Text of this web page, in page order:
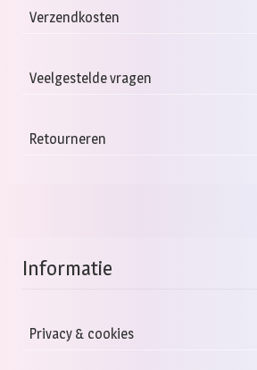
Verzendkosten
Veelgestelde vragen
Retourneren
Informatie
Privacy & cookies